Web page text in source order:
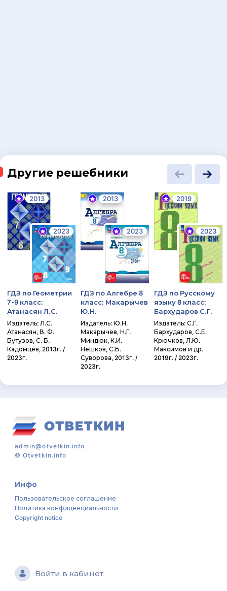
Другие решебники
2013
2023
ГДЗ по Геометрии
7-9 класс:
Атанасян Л.С.
Издатель: Л.С.
Атанасян, В. Ф.
Бутузов, С. Б.
Кадомцев, 2013г. /
2023г.
2013
2023
ГДЗ по Алгебре 8
класс: Макарычев
Ю.Н.
Издатель: Ю.Н.
Макарычев, Н.Г.
Миндюк, К.И.
Нешков, С.Б.
Суворова, 2013г. /
2023г.
2019
2023
ГДЗ по Русскому
языку 8 класс:
Бархударов С.Г.
Издатель: С.Г.
Бархударов, С.Е.
Крючков, Л.Ю.
Максимов и др.
2019г. / 2023г.
admin@otvetkin.info
©Otvetkin.info
Инфо
Пользовательское соглашение
Политика конфиденциальности
Copyright notice
Войти в кабинет